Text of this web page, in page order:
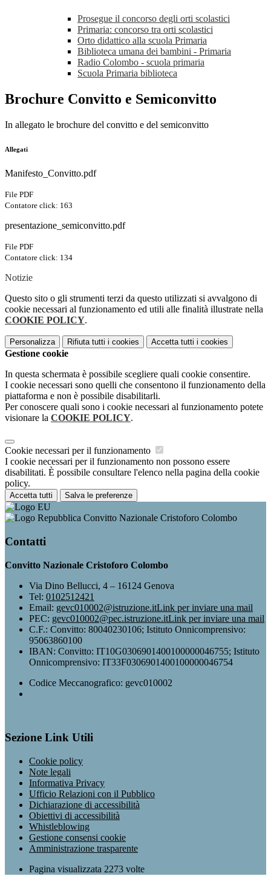
Prosegue il concorso degli orti scolastici
Primaria: concorso tra orti scolastici
Orto didattico alla scuola Primaria
Biblioteca umana dei bambini - Primaria
Radio Colombo - scuola primaria
Scuola Primaria biblioteca
Brochure Convitto e Semiconvitto
In allegato le brochure del convitto e del semiconvitto
Allegati
Manifesto_Convitto.pdf
File PDF
Contatore click: 163
presentazione_semiconvitto.pdf
File PDF
Contatore click: 134
Notizie
Questo sito o gli strumenti terzi da questo utilizzati si avvalgono di
cookie necessari al funzionamento ed utili alle finalità illustrate nella
COOKIE POLICY.
Personalizza Rifiuta tutti i cookies Accetta tutti i cookies
Gestione cookie
In questa schermata è possibile scegliere quali cookie consentire.
I cookie necessari sono quelli che consentono il funzionamento della
piattaforma e non è possibile disabilitarli.
Per conoscere quali sono i cookie necessari al funzionamento potete
visionare la COOKIE POLICY.
Cookie necessari per il funzionamento
I cookie necessari per il funzionamento non possono essere
disabilitati. È possibile consultare l'elenco nella pagina della cookie
policy.
Accetta tutti Salva le preferenze
Convitto Nazionale Cristoforo Colombo
Contatti
Convitto Nazionale Cristoforo Colombo
Via Dino Bellucci, 4 – 16124 Genova
Tel: 0102512421
Email: gevc010002@istruzione.itLink per inviare una mail
PEC: gevc010002@pec.istruzione.itLink per inviare una mail
C.F.: Convitto: 80040230106; Istituto Onnicomprensivo:
95063860100
IBAN: Convitto: IT10G0306901400100000046755; Istituto
Onnicomprensivo: IT33F0306901400100000046754
Codice Meccanografico: gevc010002
Sezione Link Utili
Cookie policy
Note legali
Informativa Privacy
Ufficio Relazioni con il Pubblico
Dichiarazione di accessibilità
Obiettivi di accessibilità
Whistleblowing
Gestione consensi cookie
Amministrazione trasparente
Pagina visualizzata 2273 volte